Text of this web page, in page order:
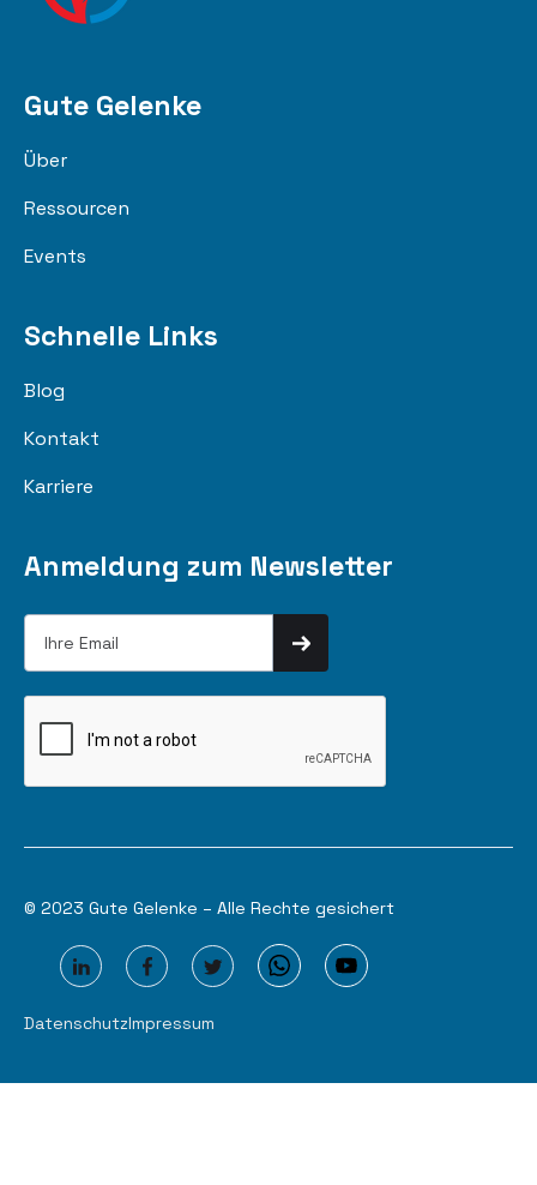
Gute Gelenke
Über
Ressourcen
Events
Schnelle Links
Blog
Kontakt
Karriere
Anmeldung zum Newsletter
© 2023 Gute Gelenke – Alle Rechte gesichert
DatenschutzImpressum